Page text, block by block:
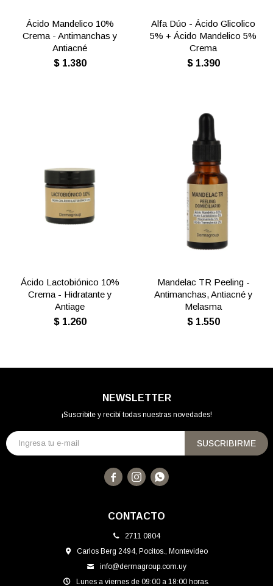
Ácido Mandelico 10%
Crema - Antimanchas y
Antiacné
$ 1.380
Alfa Dúo - Ácido Glicolico
5% + Ácido Mandelico 5%
Crema
$ 1.390
Ácido Lactobiónico 10%
Crema - Hidratante y
Antiage
$ 1.260
Mandelac TR Peeling -
Antimanchas, Antiacné y
Melasma
$ 1.550
CONTACTO
2711 0804
Carlos Berg 2494, Pocitos., Montevideo
info@dermagroup.com.uy
Lunes a viernes de 09:00 a 18:00 horas.
NEWSLETTER
¡Suscribite y recibí todas nuestras novedades!
SUSCRIBIRME
  